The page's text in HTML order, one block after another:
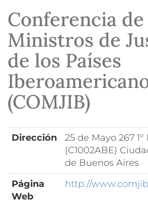
Conferencia de
Ministros de
de los Países
(COMJIB)
Dirección
25 de Mayo 267 1°
(C1002ABE)
de Buenos Aires
Página
Web
http://